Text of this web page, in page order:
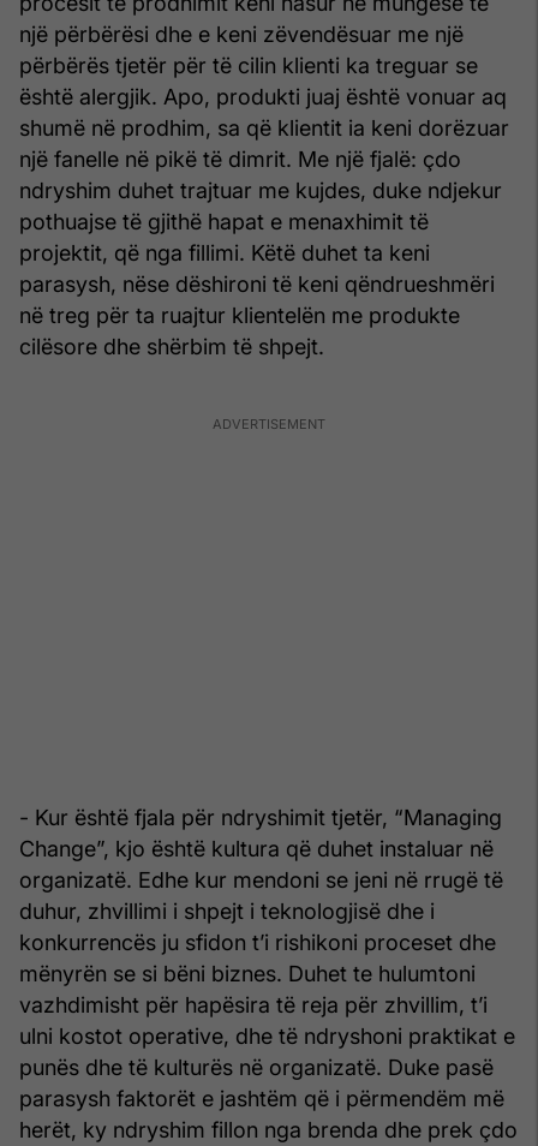
një përbërësi dhe e keni zëvendësuar me një
përbërës tjetër për të cilin klienti ka treguar se
është alergjik. Apo, produkti juaj është vonuar aq
shumë në prodhim, sa që klientit ia keni dorëzuar
një fanelle në pikë të dimrit. Me një fjalë: çdo
ndryshim duhet trajtuar me kujdes, duke ndjekur
pothuajse të gjithë hapat e menaxhimit të
projektit, që nga fillimi. Këtë duhet ta keni
parasysh, nëse dëshironi të keni qëndrueshmëri
në treg për ta ruajtur klientelën me produkte
cilësore dhe shërbim të shpejt.
- Kur është fjala për ndryshimit tjetër, “Managing
Change”, kjo është kultura që duhet instaluar në
organizatë. Edhe kur mendoni se jeni në rrugë të
duhur, zhvillimi i shpejt i teknologjisë dhe i
konkurrencës ju sfidon t’i rishikoni proceset dhe
mënyrën se si bëni biznes. Duhet te hulumtoni
vazhdimisht për hapësira të reja për zhvillim, t’i
ulni kostot operative, dhe të ndryshoni praktikat e
punës dhe të kulturës në organizatë. Duke pasë
parasysh faktorët e jashtëm që i përmendëm më
herët, ky ndryshim fillon nga brenda dhe prek çdo